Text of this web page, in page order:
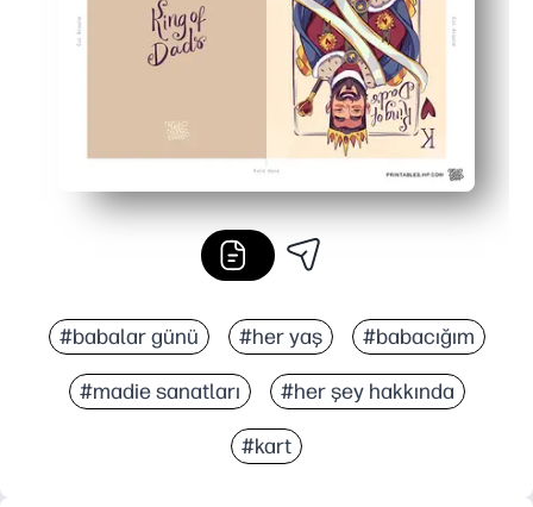
#babalar günü #her yaş #babacığım
#madie sanatları #her şey hakkında
#kart